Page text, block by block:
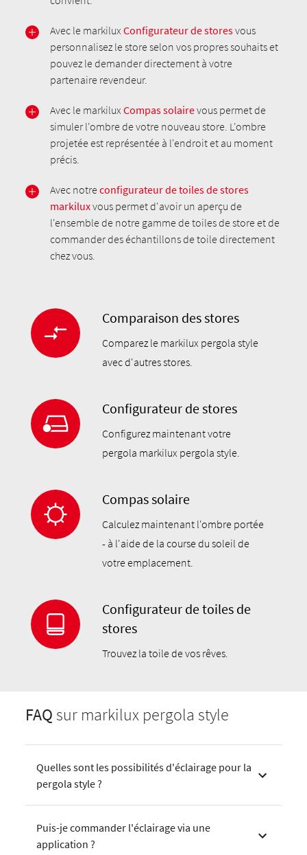
Avec le markiluxConfigurateur de storesvous
personnalisez le store selon vos propres souhaits et
pouvez le demander directement à votre
partenaire revendeur.
Avec le markiluxCompas solairevous permet de
simuler l'ombre de votre nouveau store. L'ombre
projetée est représentée à l'endroit et au moment
précis.
Avec notreconfigurateur de toiles de stores
markiluxvous permet d'avoir un aperçu de
l'ensemble de notre gamme de toiles de store et de
commander des échantillons de toile directement
chez vous.
Comparaison des stores
Comparez le markilux pergola style
avec d'autres stores.
Configurateur de stores
Configurez maintenant votre
pergola markilux pergola style.
Compas solaire
Calculez maintenant l'ombre portée
- à l'aide de la course du soleil de
votre emplacement.
Configurateur de toiles de
stores
Trouvez la toile de vos rêves.
FAQ sur markilux pergola style
Quelles sont les possibilités d'éclairage pour la
pergola style ?
Puis-je commander l'éclairage via une
application ?